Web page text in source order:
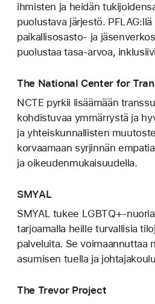
ihmisten ja heidän
puolustava järjestö.
paikallisosasto- ja
puolustaa tasa-arvoa,
The National Center for
NCTE pyrkii lisäämään
kohdistuvaa ymmärrystä ja
ja yhteiskunnallisten
korvaamaan syrjinnän
ja oikeudenmukaisuudella.
SMYAL
SMYAL tukee LGBTQ+-
tarjoamalla heille turvallisia
palveluita. Se voimaannuttaa
asumisen tuella ja
The Trevor Project